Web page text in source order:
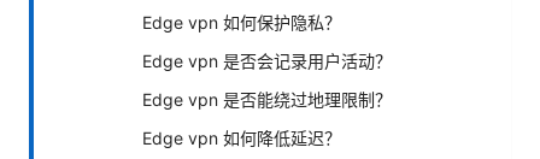
Edge vpn 如何保护隐私？
Edge vpn 是否会记录用户活动？
Edge vpn 是否能绕过地理限制？
Edge vpn 如何降低延迟？